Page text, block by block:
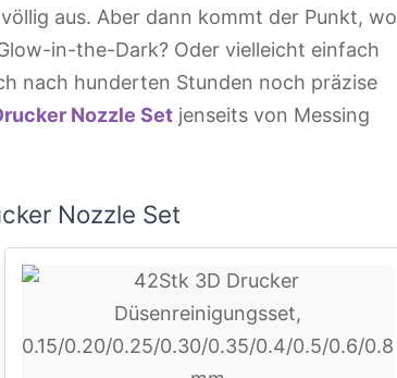
aus. Aber dann kommt der Punkt, wo
in-the-Dark? Oder vielleicht einfach
nach hunderten Stunden noch präzise
Nozzle Set jenseits von Messing
Nozzle Set